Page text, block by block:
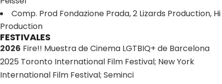
Comp. Prod Fondazione Prada, 2 Lizards Production, Hi
Production
FESTIVALES
2026 Fire!! Muestra de Cinema LGTBIQ+ de Barcelona
2025 Toronto International Film Festival; New York
International Film Festival; Seminci